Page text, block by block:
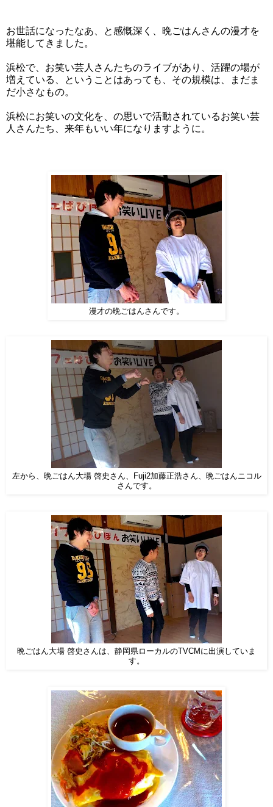
お世話になったなあ、と感慨深く、晩ごはんさんの漫才を
堪能してきました。
浜松で、お笑い芸人さんたちのライブがあり、活躍の場が
増えている、ということはあっても、その規模は、まだま
だ小さなもの。
浜松にお笑いの文化を、の思いで活動されているお笑い芸
人さんたち、来年もいい年になりますように。
漫才の晩ごはんさんです。
左から、晩ごはん大場 啓史さん、Fuji2加藤正浩さん、晩ごはんニコル
さんです。
晩ごはん大場 啓史さんは、静岡県ローカルのTVCMに出演していま
す。